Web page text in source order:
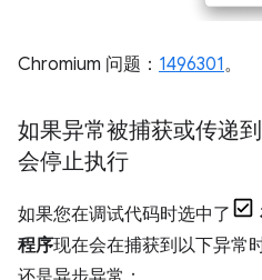
Chromium 问题： 1496301。
如果异常被捕获或传递
会停止执行
如果您在调试代码时选中了
程序现在会在捕获到以下异常